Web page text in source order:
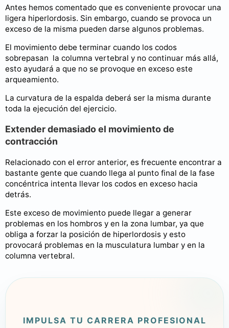
Antes hemos comentado que es conveniente provocar una
ligera hiperlordosis. Sin embargo, cuando se provoca un
exceso de la misma pueden darse algunos problemas.
El movimiento debe terminar cuando los codos
sobrepasan la columna vertebral y no continuar más allá,
esto ayudará a que no se provoque en exceso este
arqueamiento.
La curvatura de la espalda deberá ser la misma durante
toda la ejecución del ejercicio.
Extender demasiado el movimiento de
contracción
Relacionado con el error anterior, es frecuente encontrar a
bastante gente que cuando llega al punto final de la fase
concéntrica intenta llevar los codos en exceso hacia
detrás.
Este exceso de movimiento puede llegar a generar
problemas en los hombros y en la zona lumbar, ya que
obliga a forzar la posición de hiperlordosis y esto
provocará problemas en la musculatura lumbar y en la
columna vertebral.
IMPULSA TU CARRERA PROFESIONAL